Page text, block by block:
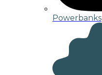
Powerbanks